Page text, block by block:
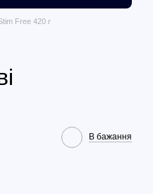
Free 420 г
В бажання